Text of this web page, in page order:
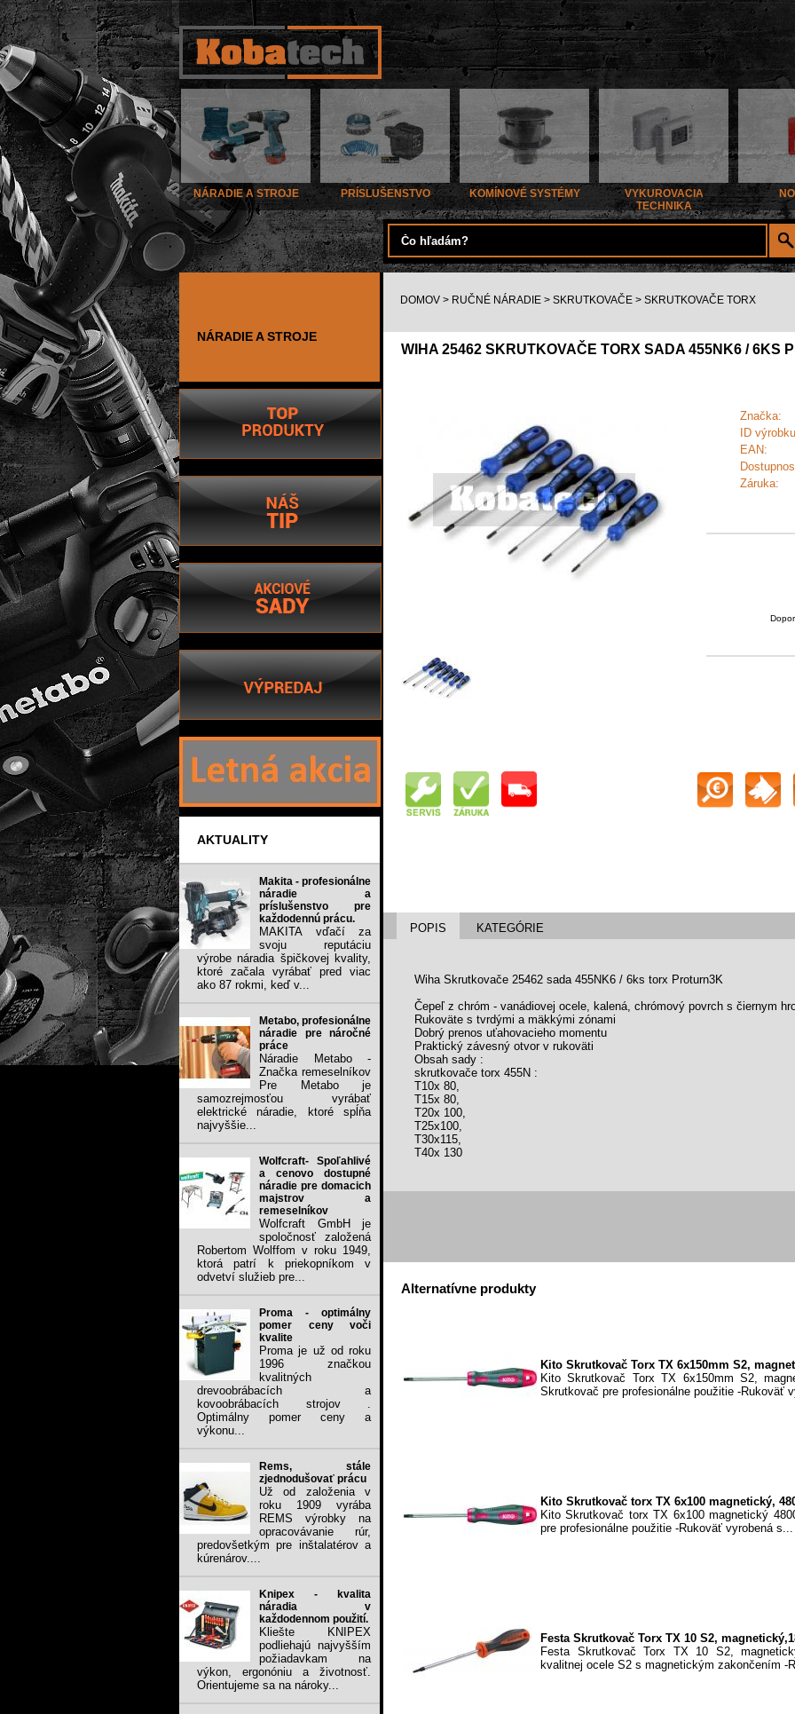
NÁRADIE A STROJE PRÍSLUŠENSTVO KOMÍNOVÉ SYSTÉMY
VYKUROVACIA
TECHNIKA
NÁRADIE A STROJE
AKTUALITY
Makita - profesionálne
náradie a
príslušenstvo pre
každodennú prácu.
MAKITA vďačí za
svoju reputáciu
výrobe náradia špičkovej kvality,
ktoré začala vyrábať pred viac
ako 87 rokmi, keď v...
Metabo, profesionálne
náradie pre náročné
práce
Náradie Metabo -
Značka remeselníkov
Pre Metabo je
samozrejmosťou vyrábať
elektrické náradie, ktoré spĺňa
najvyššie...
Wolfcraft- Spoľahlivé
a cenovo dostupné
náradie pre domacich
majstrov a
remeselníkov
Wolfcraft GmbH je
spoločnosť založená
Robertom Wolffom v roku 1949,
ktorá patrí k priekopníkom v
odvetví služieb pre...
Proma - optimálny
pomer ceny voči
kvalite
Proma je už od roku
1996 značkou
kvalitných
drevoobrábacích a
kovoobrábacích strojov .
Optimálny pomer ceny a
výkonu...
Rems, stále
zjednodušovať prácu
Už od založenia v
roku 1909 vyrába
REMS výrobky na
opracovávanie rúr,
predovšetkým pre inštalatérov a
kúrenárov....
Knipex - kvalita
náradia v
každodennom použití.
Kliešte KNIPEX
podliehajú najvyšším
požiadavkam na
výkon, ergonóniu a životnosť.
Orientujeme sa na nároky...
DOMOV > RUČNÉ NÁRADIE > SKRUTKOVAČE > SKRUTKOVAČE TORX
WIHA 25462 SKRUTKOVAČE TORX SADA 455NK6 / 6KS
Značka:
ID
EAN:
Záruka:
POPIS KATEGÓRIE
Wiha Skrutkovače 25462 sada 455NK6 / 6ks torx Proturn3K
Čepeľ z chróm - vanádiovej ocele, kalená, chrómový povrch s čiernym
Rukoväte s tvrdými a mäkkými zónami
Dobrý prenos uťahovacieho momentu
Praktický závesný otvor v rukoväti
Obsah sady :
skrutkovače torx 455N :
T10x 80,
T15x 80,
T20x 100,
T25x100,
T30x115,
T40x 130
Alternatívne produkty
Kito Skrutkovač Torx TX 6x150mm S2,
Kito Skrutkovač Torx TX 6x150mm S2,
Skrutkovač pre profesionálne použitie -Rukoväť
Kito Skrutkovač torx TX 6x100 magnetický,
Kito Skrutkovač torx TX 6x100 magnetický
pre profesionálne použitie -Rukoväť vyrobená s...
Festa Skrutkovač Torx TX 10 S2,
Festa Skrutkovač Torx TX 10 S2,
kvalitnej ocele S2 s magnetickým zakončením -